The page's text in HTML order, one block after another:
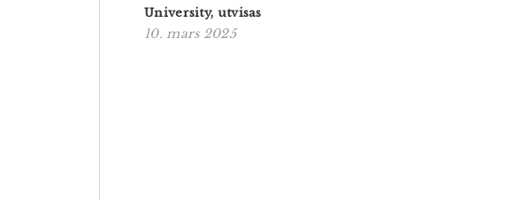
University, utvisas
10. mars 2025